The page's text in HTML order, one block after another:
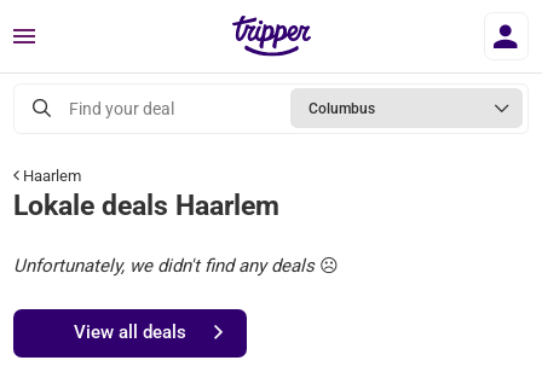
Menu
Find your deal Columbus
Haarlem
Lokale deals Haarlem
Unfortunately, we didn't find any deals☹️
View all deals